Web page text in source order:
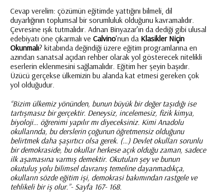
Cevap verelim: çözümün eğitimde yattığını bilmeli, dil
duyarlığının toplumsal bir sorumluluk olduğunu kavramalıdır.
Çevresine ışık tutmalıdır. Adnan Binyazar’ın da dediği gibi ulusal
edebiyatı öne çıkarmalı ve Calvino’nun da Klasikler Niçin
Okunmalı? kitabında değindiği üzere eğitim programlarına en
azından sanatsal açıdan rehber olarak yol gösterecek nitelikli
eserlerin eklenmesini sağlamalıdır. Eğitim her şeyin başıdır.
Üzücü gerçekse ülkemizin bu alanda kat etmesi gereken çok
yol olduğudur.
“Bizim ülkemiz yönünden, bunun büyük bir değer taşıdığı ise
tartışmasız bir gerçektir. Deneysiz, incelemesiz, fizik kimya,
biyoloji… öğrenimi yapılır mı diyeceksiniz. Kimi Anadolu
okullarında, bu derslerin çoğunun öğretmensiz olduğunu
belirtmek daha şaşırtıcı olsa gerek. (…) Devlet okulları sorunlu
bir demokraside, bu okullar herkese açık olduğu zaman, sadece
ilk aşamasına varmış demektir. Okutulan şey ve bunun
okutuluş yolu bilimsel davranış temeline dayanmadıkça,
okulların sözde eğitim işi, demokrasi bakımından rastgele ve
tehlikeli bir iş olur.”- Sayfa 167- 168.